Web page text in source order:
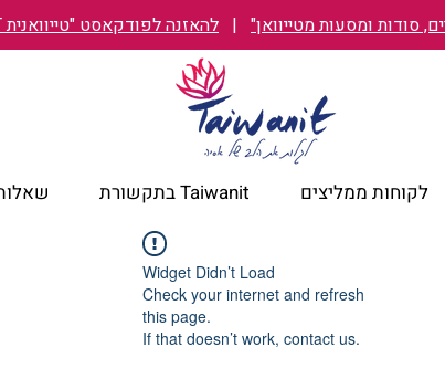
סודות ומסעות מטייוואן" | להאזנה לפודקאסט "טייוואנית TAIWANIT"
לקוחות ממליצים Taiwanit בתקשורת
Widget Didn’t Load
Check your internet and refresh
this page.
If that doesn’t work, contact us.